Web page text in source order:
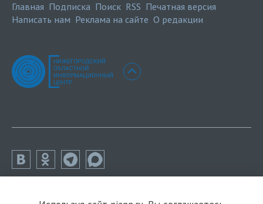
Главная Подписка Поиск RSS Печатная версия
Написать нам Реклама на сайте О редакции